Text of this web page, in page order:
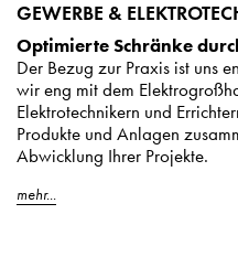
GEWERBE &
Optimierte Schränke
Der Bezug zur Praxis ist uns
wir eng mit dem
Elektrotechnikern und
Produkte und Anlagen
Abwicklung Ihrer Projekte.
mehr...